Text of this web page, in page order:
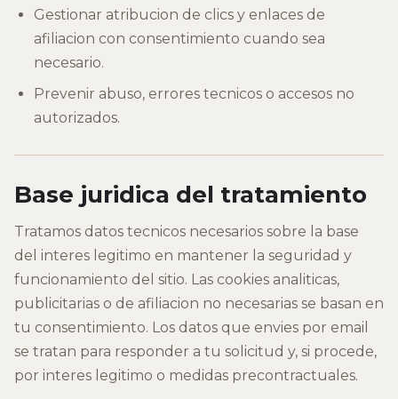
Gestionar atribucion de clics y enlaces de
afiliacion con consentimiento cuando sea
necesario.
Prevenir abuso, errores tecnicos o accesos no
autorizados.
Base juridica del tratamiento
Tratamos datos tecnicos necesarios sobre la base
del interes legitimo en mantener la seguridad y
funcionamiento del sitio. Las cookies analiticas,
publicitarias o de afiliacion no necesarias se basan en
tu consentimiento. Los datos que envies por email
se tratan para responder a tu solicitud y, si procede,
por interes legitimo o medidas precontractuales.